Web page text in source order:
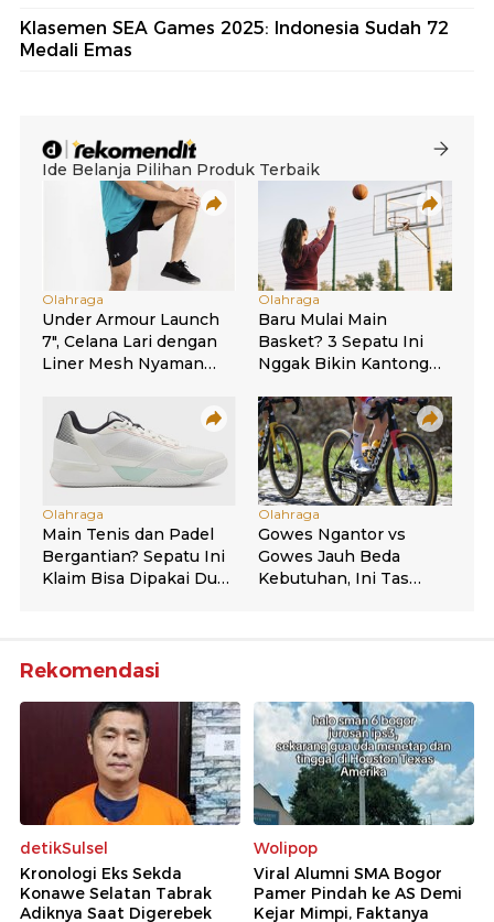
Klasemen SEA Games 2025: Indonesia Sudah 72
Medali Emas
Rekomendasi
detikSulsel
Kronologi Eks Sekda
Konawe Selatan Tabrak
Adiknya Saat Digerebek
Wolipop
Viral Alumni SMA Bogor
Pamer Pindah ke AS Demi
Kejar Mimpi, Faktanya